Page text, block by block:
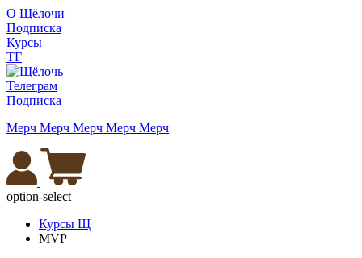
О Щёлочи
Подписка
Курсы
ТГ
Телеграм
Подписка
Мерч Мерч Мерч Мерч Мерч
option-select
Курсы Щ
MVP